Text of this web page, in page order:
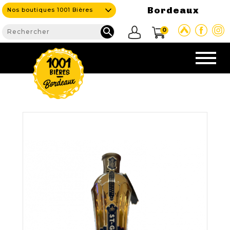
Nos boutiques 1001 Bières Bordeaux
 0

NOS PRODUITS
Nouveautés
Nos Bières